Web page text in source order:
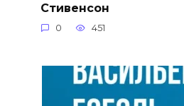
Стивенсон
0 451